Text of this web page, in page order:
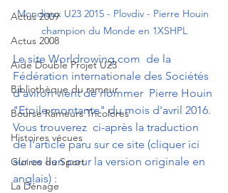
Actus 2009
Actus 2008
Aide Double Projet U23
Bibliothèque du rameur
Bourse Rameurs Tricolores
Histoires vécues
Gloires du Sport
La Dénage
Mondiaux U23 2015 - Plovdiv - Pierre Houin
champion du Monde en 1XSHPL
Le site Worldrowing.com
  de la
Fédération internationale des Sociétés
d'aviron vient de nommer  Pierre Houin
"Etoile montante" du mois d'avril 2016.
Vous trouverez  ci-après la traduction
de l'article paru sur ce site (cliquer ici
sur ce lien pour la version originale en
anglais) :